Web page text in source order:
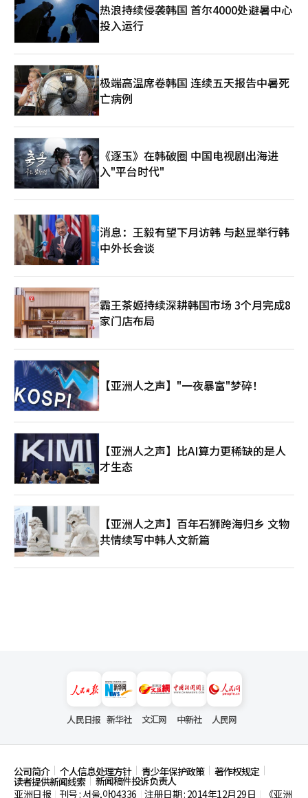
热浪持续侵袭韩国 首尔4000处避暑中心
投入运行
极端高温席卷韩国 连续五天报告中暑死
亡病例
《逐玉》在韩破圈 中国电视剧出海进
入"平台时代"
消息：王毅有望下月访韩 与赵显举行韩
中外长会谈
霸王茶姬持续深耕韩国市场 3个月完成8
家门店布局
【亚洲人之声】"一夜暴富"梦碎！
【亚洲人之声】比AI算力更稀缺的是人
才生态
【亚洲人之声】百年石狮跨海归乡 文物
共情续写中韩人文新篇
人民日报 新华社 文汇网 中新社 人民网
公司简介 个人信息处理方针 青少年保护政策 著作权规定
读者提供新闻线索
新闻稿件投诉负责人
亚洲日报
刊号 : 서울,아04336 注册日期 : 2014年12月29日 《亚洲